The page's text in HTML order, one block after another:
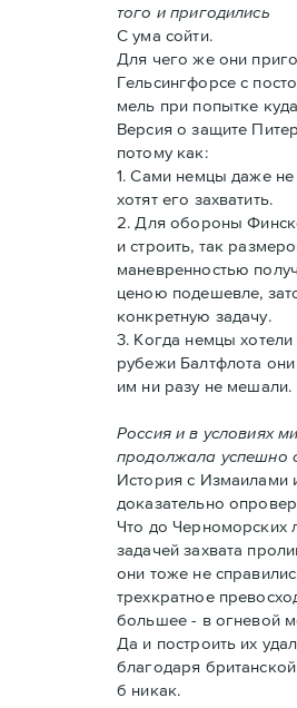
того и пригодились
С ума сойти.
Для чего же они
Гельсингфорсе с
мель при попытке
Версия о защите
потому как:
1. Сами немцы даже не
хотят его захватить.
2. Для обороны
и строить, так
маневренностью
ценою подешевле,
конкретную задачу.
3. Когда немцы
рубежи Балтфлота
им ни разу не мешали.
Россия и в условиях
продолжала успешно
История с Измаилами
доказательно
Что до Черноморских
задачей захвата
они тоже не
трехкратное
большее - в огневой
Да и построить их
благодаря
б никак.